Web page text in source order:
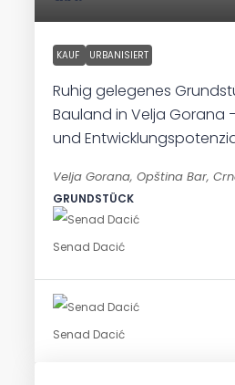
KAUF URBANISIERT
Ruhig gelegenes
Bauland in Velja Gorana
und
Velja Gorana, Opština Bar,
GRUNDSTÜCK
Senad Dacić
Senad Dacić